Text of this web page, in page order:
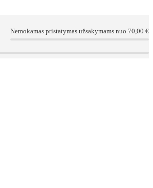
Nemokamas pristatymas užsakymams nuo 70,00 €